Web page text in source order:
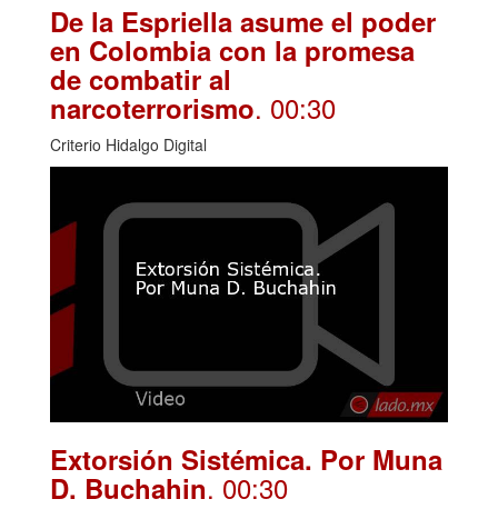
De la Espriella asume el poder
en Colombia con la promesa
de combatir al
narcoterrorismo. 00:30
Criterio Hidalgo Digital
Extorsión Sistémica. Por Muna
D. Buchahin. 00:30